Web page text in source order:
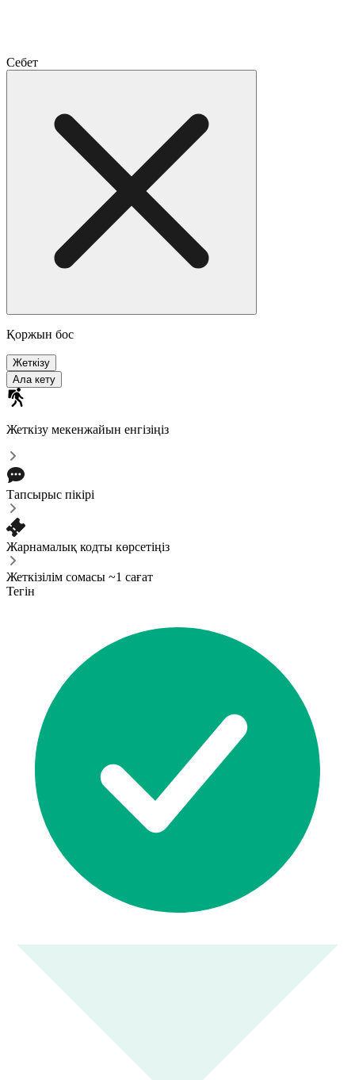
Себет
Қоржын бос
Жеткізу
Ала кету
Жеткізу мекенжайын енгізіңіз
Тапсырыс пікірі
Жарнамалық кодты көрсетіңіз
Жеткізілім сомасы ~1 сағат
Тегін